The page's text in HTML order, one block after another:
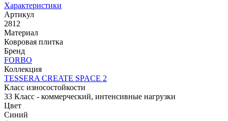
Характеристики
Артикул
2812
Материал
Ковровая плитка
Бренд
FORBO
Коллекция
TESSERA CREATE SPACE 2
Класс износостойкости
33 Класс - коммерческий, интенсивные нагрузки
Цвет
Синий